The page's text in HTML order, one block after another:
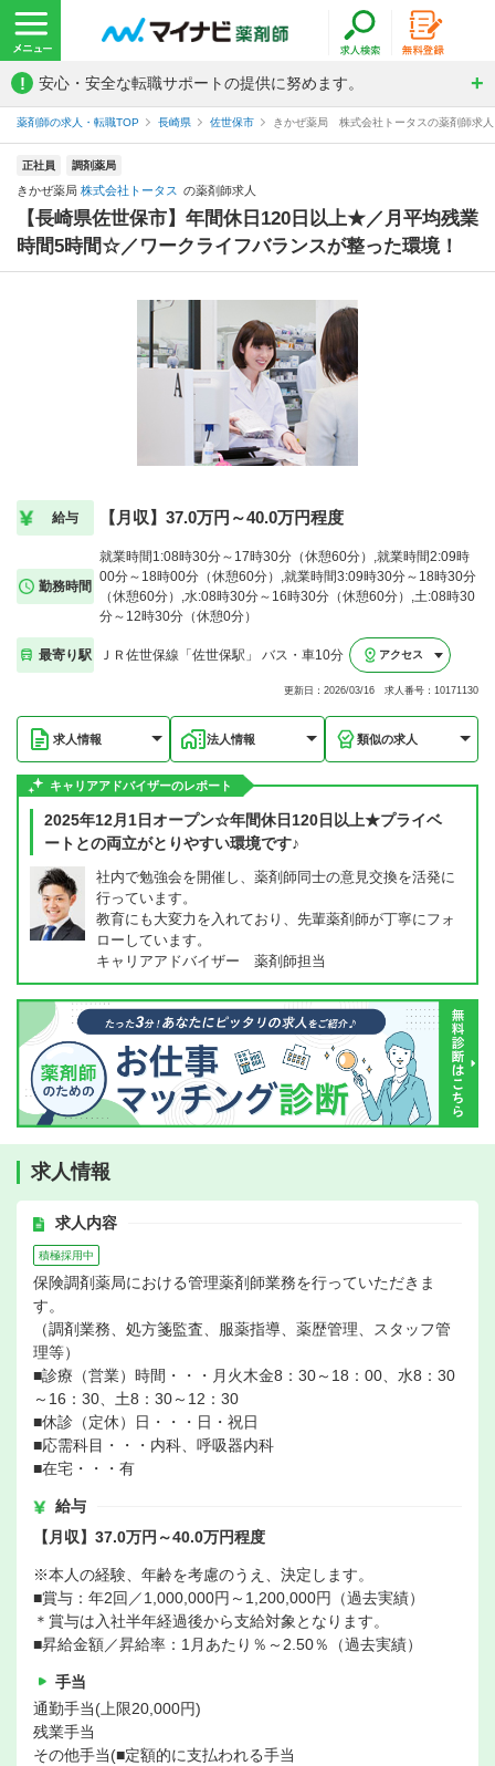
! 安心・安全な転職サポートの提供に努めます。
薬剤師の求人・転職TOP 長崎県 佐世保市 きかぜ薬局 株式会社トータスの薬剤師求人
正社員 調剤薬局
きかぜ薬局 株式会社トータス の薬剤師求人
【長崎県佐世保市】年間休日120日以上★／月平均残業
時間5時間☆／ワークライフバランスが整った環境！
給与 【月収】37.0万円～40.0万円程度
勤務時間
就業時間1:08時30分～17時30分（休憩60分）,就業時間2:09時
00分～18時00分（休憩60分）,就業時間3:09時30分～18時30分
（休憩60分）,水:08時30分～16時30分（休憩60分）,土:08時30
分～12時30分（休憩0分）
最寄り駅 ＪＲ佐世保線「佐世保駅」 バス・車10分 アクセス
更新日：2026/03/16 求人番号：10171130
求人情報 法人情報 類似の求人
キャリアアドバイザーのレポート
2025年12月1日オープン☆年間休日120日以上★プライベ
ートとの両立がとりやすい環境です♪
社内で勉強会を開催し、薬剤師同士の意見交換を活発に
行っています。
教育にも大変力を入れており、先輩薬剤師が丁寧にフォ
ローしています。
キャリアアドバイザー 薬剤師担当
求人情報
求人内容
積極採用中
保険調剤薬局における管理薬剤師業務を行っていただきま
す。
（調剤業務、処方箋監査、服薬指導、薬歴管理、スタッフ管
理等）
■診療（営業）時間・・・月火木金8：30～18：00、水8：30
～16：30、土8：30～12：30
■休診（定休）日・・・日・祝日
■応需科目・・・内科、呼吸器内科
■在宅・・・有
給与
【月収】37.0万円～40.0万円程度
※本人の経験、年齢を考慮のうえ、決定します。
■賞与：年2回／1,000,000円～1,200,000円（過去実績）
＊賞与は入社半年経過後から支給対象となります。
■昇給金額／昇給率：1月あたり％～2.50％（過去実績）
手当
通勤手当(上限20,000円)
残業手当
その他手当(■定額的に支払われる手当